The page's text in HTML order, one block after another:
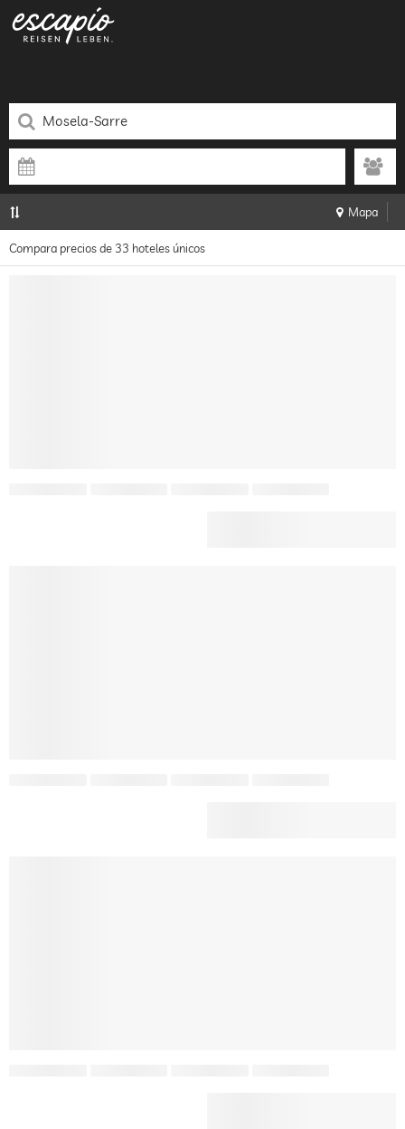
Mapa
Compara precios de 33 hoteles únicos